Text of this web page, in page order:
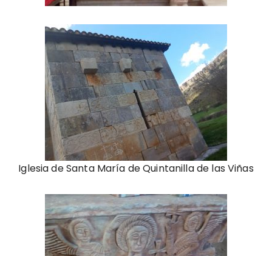
Iglesia de Santa María de Quintanilla de las Viñas